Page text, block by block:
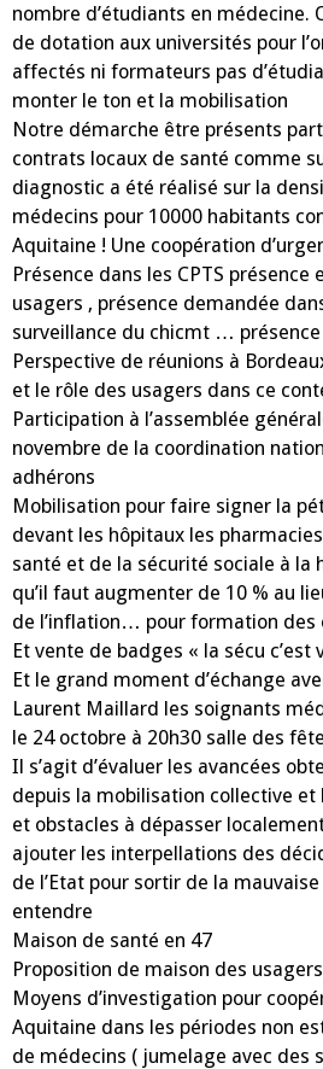
nombre d’étudiants en médecine.
de dotation aux universités pour
affectés ni formateurs pas
monter le ton et la mobilisation
Notre démarche être présents
contrats locaux de santé comme
diagnostic a été réalisé sur la
médecins pour 10000 habitants
Aquitaine ! Une coopération
Présence dans les CPTS présence
usagers , présence demandée
surveillance du chicmt … présence
Perspective de réunions à
et le rôle des usagers dans ce
Participation à l’assemblée
novembre de la coordination
adhérons
Mobilisation pour faire signer la
devant les hôpitaux les
santé et de la sécurité sociale à la
qu’il faut augmenter de 10 % au
de l’inflation… pour formation des
Et vente de badges « la sécu c’est
Et le grand moment d’échange
Laurent Maillard les soignants
le 24 octobre à 20h30 salle des
Il s’agit d’évaluer les avancées
depuis la mobilisation collective et
et obstacles à dépasser
ajouter les interpellations des
de l’Etat pour sortir de la
entendre
Maison de santé en 47
Proposition de maison des
Moyens d’investigation pour
Aquitaine dans les périodes non
de médecins ( jumelage avec des